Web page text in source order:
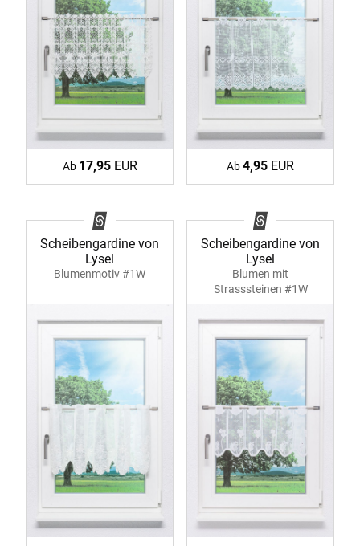
Ab 17,95EUR Ab4,95 EUR
Scheibengardine von
Lysel
Blumenmotiv #1W
Scheibengardine von
Lysel
Blumen mit
Strasssteinen #1W